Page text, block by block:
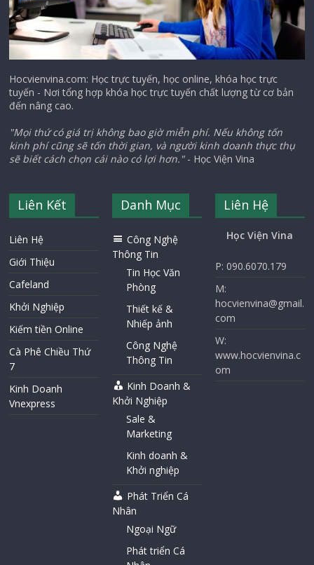
Hocvienvina.com: Học trực tuyến, học online, khóa học trực
tuyến - Nơi tổng hợp khóa học trực tuyến chất lượng từ cơ bản
đến nâng cao.
"Mọi thứ có giá trị không bao giờ miễn phí. Nếu không tốn
kinh phí cũng sẽ tốn thời gian, và người kinh doanh thực thụ
sẽ biết cách chọn cái nào có lợi hơn."- Học Viện Vina
Liên Kết
Liên Hệ
Giới Thiệu
Cafeland
Khởi Nghiệp
Kiếm tiền Online
Cà Phê Chiều Thứ
7
Kinh Doanh
Vnexpress
Danh Mục
Công Nghệ
Thông Tin
Tin Học Văn
Phòng
Thiết kế &
Nhiếp ảnh
Công Nghệ
Thông Tin
Kinh Doanh &
Khởi Nghiệp
Sale &
Marketing
Kinh doanh &
Khởi nghiệp
Phát Triển Cá
Nhân
Ngoại Ngữ
Phát triển Cá
Liên Hệ
Học Viện Vina
P: 090.6070.179
M:
hocvienvina@gmail.
com
W:
www.hocvienvina.c
om